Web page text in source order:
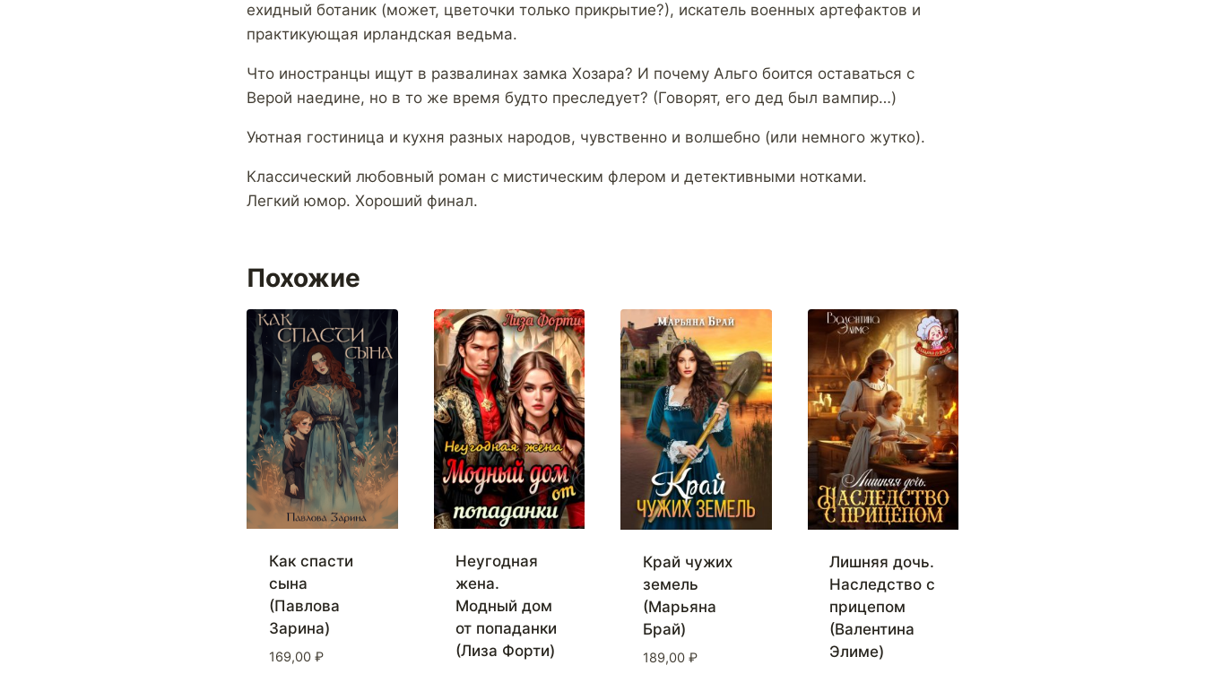
ехидный ботаник (может, цветочки только прикрытие?), искатель военных артефактов и
практикующая ирландская ведьма.
Что иностранцы ищут в развалинах замка Хозара? И почему Альго боится оставаться с
Верой наедине, но в то же время будто преследует? (Говорят, его дед был вампир…)
Уютная гостиница и кухня разных народов, чувственно и волшебно (или немного жутко).
Классический любовный роман с мистическим флером и детективными нотками.
Легкий юмор. Хороший финал.
Похожие
Как спасти
сына
(Павлова
Зарина)
169,00 ₽
Неугодная
жена.
Модный дом
от попаданки
(Лиза Форти)
Край чужих
земель
(Марьяна
Брай)
189,00 ₽
Лишняя дочь.
Наследство с
прицепом
(Валентина
Элиме)